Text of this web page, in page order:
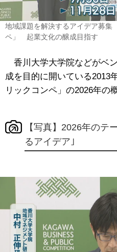
地域課題を解決するアイデア募集
ペ」 起業文化の醸成目指す
香川大学大学院などがベ
成を目的に開いている2013
リックコンペ」の2026年の
【写真】2026年のテ
るアイデア｣